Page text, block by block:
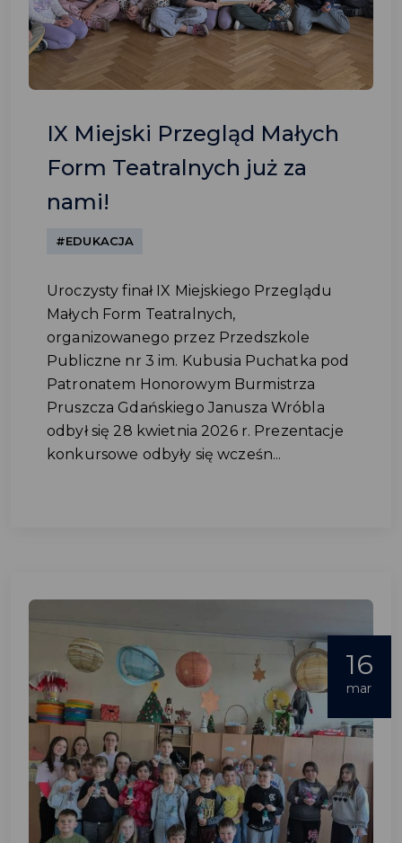
IX Miejski Przegląd Małych
Form Teatralnych już za
nami!
#EDUKACJA
Uroczysty finał IX Miejskiego Przeglądu
Małych Form Teatralnych,
organizowanego przez Przedszkole
Publiczne nr 3 im. Kubusia Puchatka pod
Patronatem Honorowym Burmistrza
Pruszcza Gdańskiego Janusza Wróbla
odbył się 28 kwietnia 2026 r. Prezentacje
konkursowe odbyły się wcześn...
16
mar